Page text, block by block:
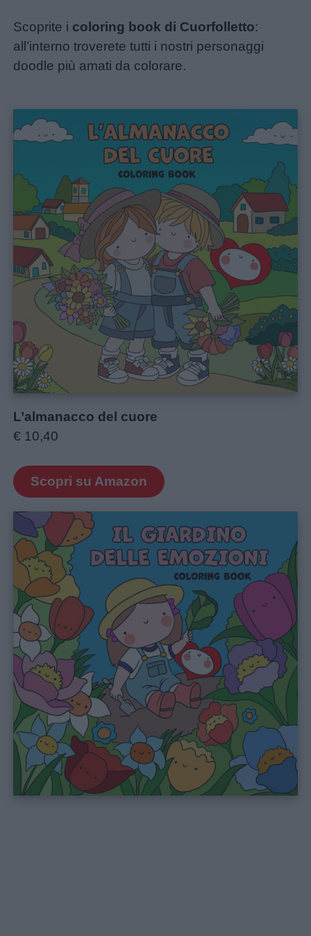
Scoprite i coloring book di Cuorfolletto:
all’interno troverete tutti i nostri personaggi
doodle più amati da colorare.
L’almanacco del cuore
€ 10,40
Scopri su Amazon